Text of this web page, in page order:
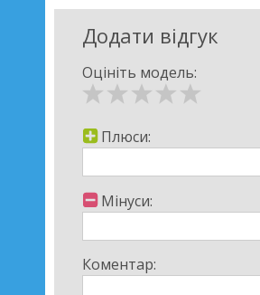
Додати відгук
Оцініть модель:
Плюси:
Мінуси:
Коментар: